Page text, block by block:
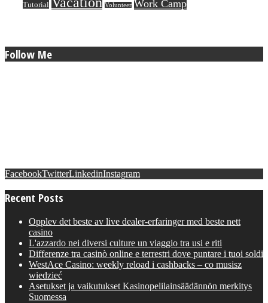
Tutorial Volunteer Work Camp
Follow Me
FacebookTwitterLinkedinInstagram
Recent Posts
Opplev det beste av live dealer-erfaringer med beste nett
casino
L'azzardo nei diversi culture un viaggio tra usi e riti
Differenze tra casinò online e terrestri dove puntare i tuoi soldi
WestAce Casino: weekly reload i cashbacks – co musisz
wiedzieć
Asetukset ja vaikutukset Kasinopelilainsäädännön merkitys
Suomessa